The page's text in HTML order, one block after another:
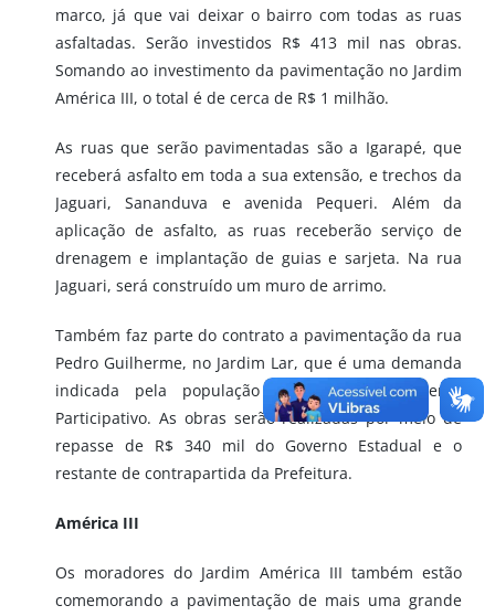
marco, já que vai deixar o bairro com todas as ruas
asfaltadas. Serão investidos R$ 413 mil nas obras.
Somando ao investimento da pavimentação no Jardim
América III, o total é de cerca de R$ 1 milhão.
As ruas que serão pavimentadas são a Igarapé, que
receberá asfalto em toda a sua extensão, e trechos da
Jaguari, Sananduva e avenida Pequeri. Além da
aplicação de asfalto, as ruas receberão serviço de
drenagem e implantação de guias e sarjeta. Na rua
Jaguari, será construído um muro de arrimo.
Também faz parte do contrato a pavimentação da rua
Pedro Guilherme, no Jardim Lar, que é uma demanda
indicada pela população através do Orçamento
Participativo. As obras serão realizadas por meio de
repasse de R$ 340 mil do Governo Estadual e o
restante de contrapartida da Prefeitura.
América III
Os moradores do Jardim América III também estão
comemorando a pavimentação de mais uma grande